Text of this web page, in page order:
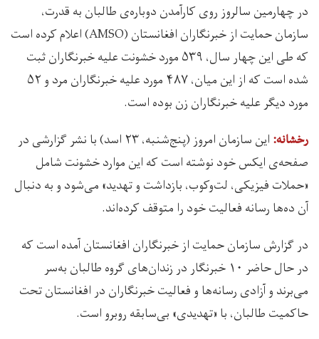
در چهارمین سالروز روی کارآمدن دوباره‌ی طالبان به قدرت،
سازمان حمایت از خبرنگاران افغانستان (AMSO) اعلام کرده است
که طی این چهار سال، ۵۳۹ مورد خشونت علیه خبرنگاران ثبت
شده است که از این میان، ۴۸۷ مورد علیه خبرنگاران مرد و ۵۲
مورد دیگر علیه خبرنگاران زن بوده‌ است.
رخشانه:
این سازمان امروز (پنج‌شنبه، ۲۳ اسد) با نشر گزارشی در
صفحه‌‌ی ایکس خود نوشته است که این موارد خشونت شامل
«حملات فیزیکی، لت‌وکوب، بازداشت و تهدید» می‌شود و به دنبال
آن ده‌ها رسانه فعالیت خود را متوقف کرده‌اند.
در گزارش سازمان حمایت از خبرنگاران افغانستان آمده است که
در حال حاضر ۱۰ خبرنگار در زندان‌های گروه طالبان به‌سر
می‌برند و آزادی رسانه‌ها و فعالیت خبرنگاران در افغانستان تحت
حاکميت طالبان، با «تهدیدی» بی‌سابقه روبرو است.